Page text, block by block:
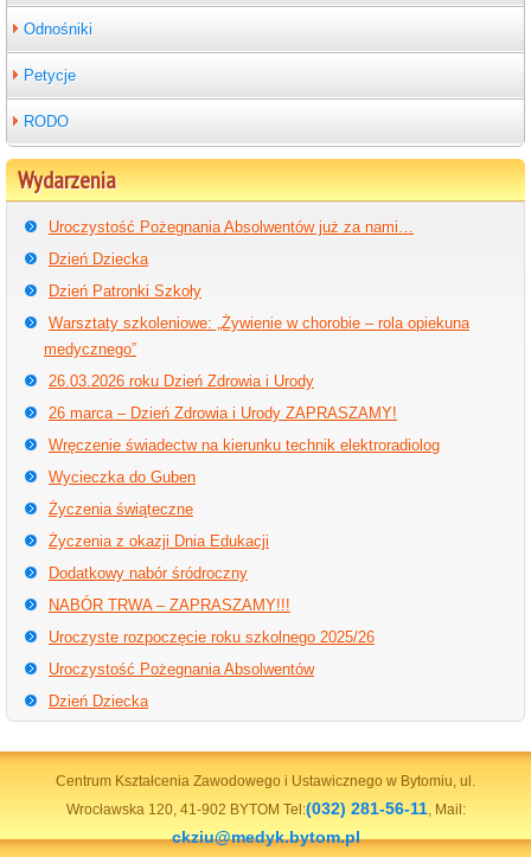
Odnośniki
Petycje
RODO
Wydarzenia
Uroczystość Pożegnania Absolwentów już za nami…
Dzień Dziecka
Dzień Patronki Szkoły
Warsztaty szkoleniowe: „Żywienie w chorobie – rola opiekuna
medycznego”
26.03.2026 roku Dzień Zdrowia i Urody
26 marca – Dzień Zdrowia i Urody ZAPRASZAMY!
Wręczenie świadectw na kierunku technik elektroradiolog
Wycieczka do Guben
Życzenia świąteczne
Życzenia z okazji Dnia Edukacji
Dodatkowy nabór śródroczny
NABÓR TRWA – ZAPRASZAMY!!!
Uroczyste rozpoczęcie roku szkolnego 2025/26
Uroczystość Pożegnania Absolwentów
Dzień Dziecka
Centrum Kształcenia Zawodowego i Ustawicznego w Bytomiu, ul.
Wrocławska 120, 41-902 BYTOM Tel:(032) 281-56-11, Mail:
ckziu@medyk.bytom.pl